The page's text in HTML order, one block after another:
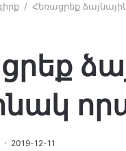
/ Հեռացրեք
2019-12-11